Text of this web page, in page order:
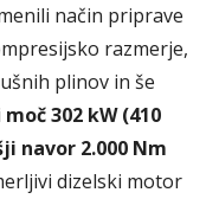
način priprave
razmerje,
plinov in še
moč 302 kW (410
navor 2.000 Nm
dizelski motor